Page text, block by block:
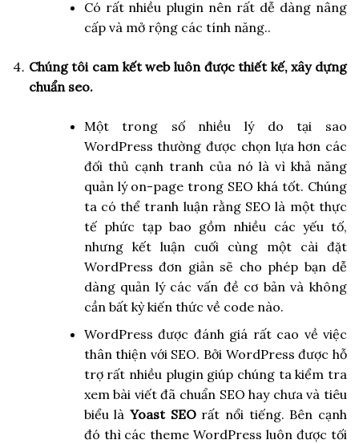
Có rất nhiều plugin nên rất dễ dàng nâng
cấp và mở rộng các tính năng..
Chúng tôi cam kết web luôn được thiết kế, xây dựng
chuẩn seo.
Một trong số nhiều lý do tại sao
WordPress thường được chọn lựa hơn các
đối thủ cạnh tranh của nó là vì khả năng
quản lý on-page trong SEO khá tốt. Chúng
ta có thể tranh luận rằng SEO là một thực
tế phức tạp bao gồm nhiều các yếu tố,
nhưng kết luận cuối cùng một cài đặt
WordPress đơn giản sẽ cho phép bạn dễ
dàng quản lý các vấn đề cơ bản và không
cần bất kỳ kiến thức về code nào.
WordPress được đánh giá rất cao về việc
thân thiện với SEO. Bởi WordPress được hỗ
trợ rất nhiều plugin giúp chúng ta kiểm tra
xem bài viết đã chuẩn SEO hay chưa và tiêu
biểu là Yoast SEOrất nổi tiếng. Bên cạnh
đó thì các theme WordPress luôn được tối